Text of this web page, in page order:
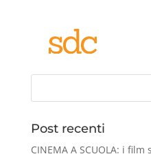
Post recenti
CINEMA A SCUOLA: i film